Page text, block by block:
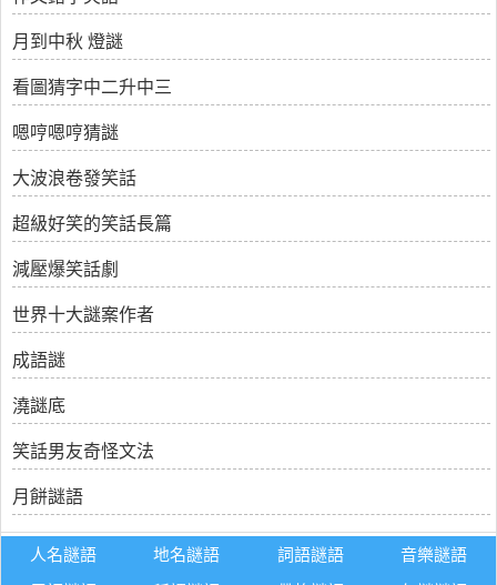
月到中秋 燈謎
看圖猜字中二升中三
嗯哼嗯哼猜謎
大波浪卷發笑話
超級好笑的笑話長篇
減壓爆笑話劇
世界十大謎案作者
成語謎
澆謎底
笑話男友奇怪文法
月餅謎語
人名謎語 地名謎語 詞語謎語
音樂謎語